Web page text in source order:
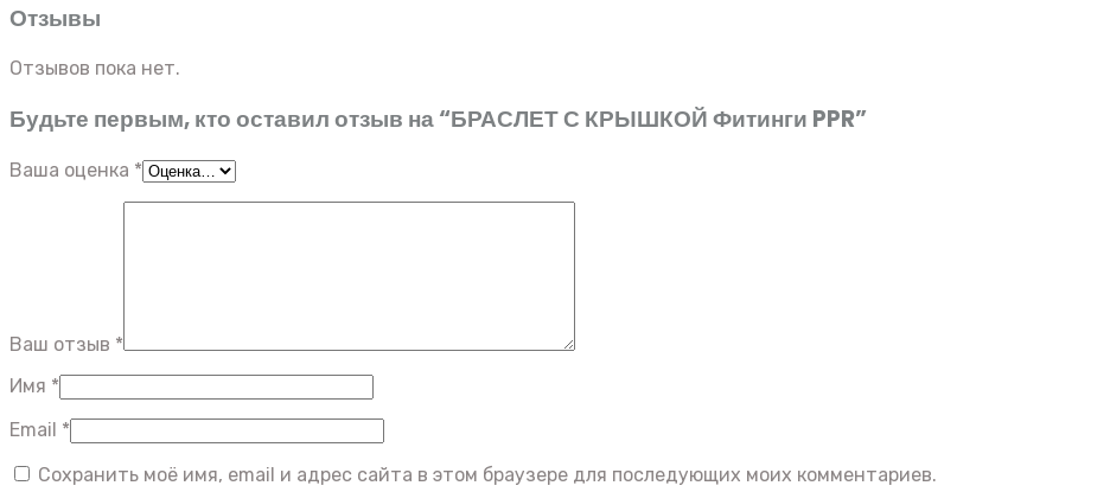
Отзывы
Отзывов пока нет.
Будьте первым, кто оставил отзыв на “БРАСЛЕТ С КРЫШКОЙ Фитинги PPR”
Ваша оценка *
Ваш отзыв *
Имя *
Email *
Сохранить моё имя, email и адрес сайта в этом браузере для последующих моих комментариев.